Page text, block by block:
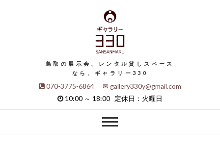
鳥取の展示会、レンタル貸しスペース
なら、ギャラリー330
070-3775-6864 ✉ gallery330y@gmail.com
10:00 ～ 18:00 定休日：火曜日